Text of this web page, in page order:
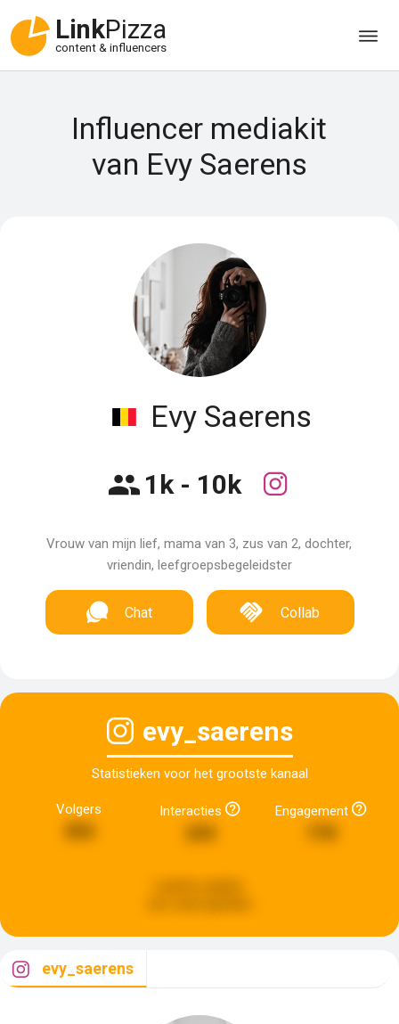
LinkPizza
content & influencers
Influencer mediakit
van Evy Saerens
Evy Saerens
1k - 10k
Vrouw van mijn lief, mama van 3, zus van 2, dochter,
vriendin, leefgroepsbegeleidster
Chat Collab
evy_saerens
Statistieken voor het grootste kanaal
Volgers Interacties Engagement
evy_saerens